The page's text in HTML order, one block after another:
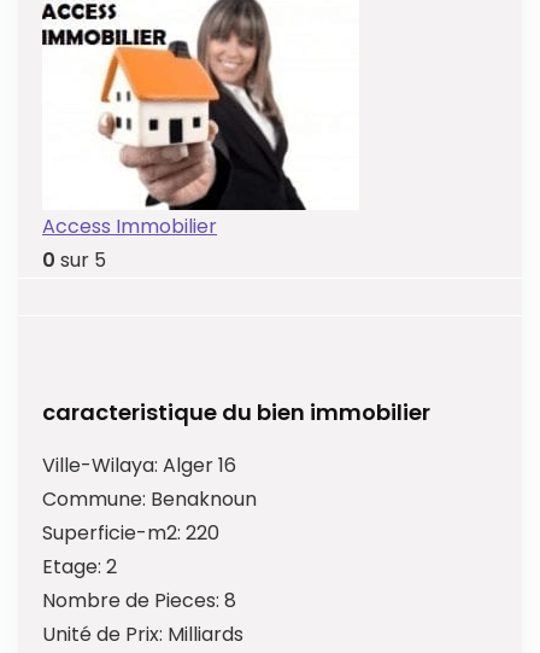
Access Immobilier
0 sur 5
caracteristique du bien immobilier
Ville-Wilaya: Alger 16
Commune: Benaknoun
Superficie-m2: 220
Etage: 2
Nombre de Pieces: 8
Unité de Prix: Milliards